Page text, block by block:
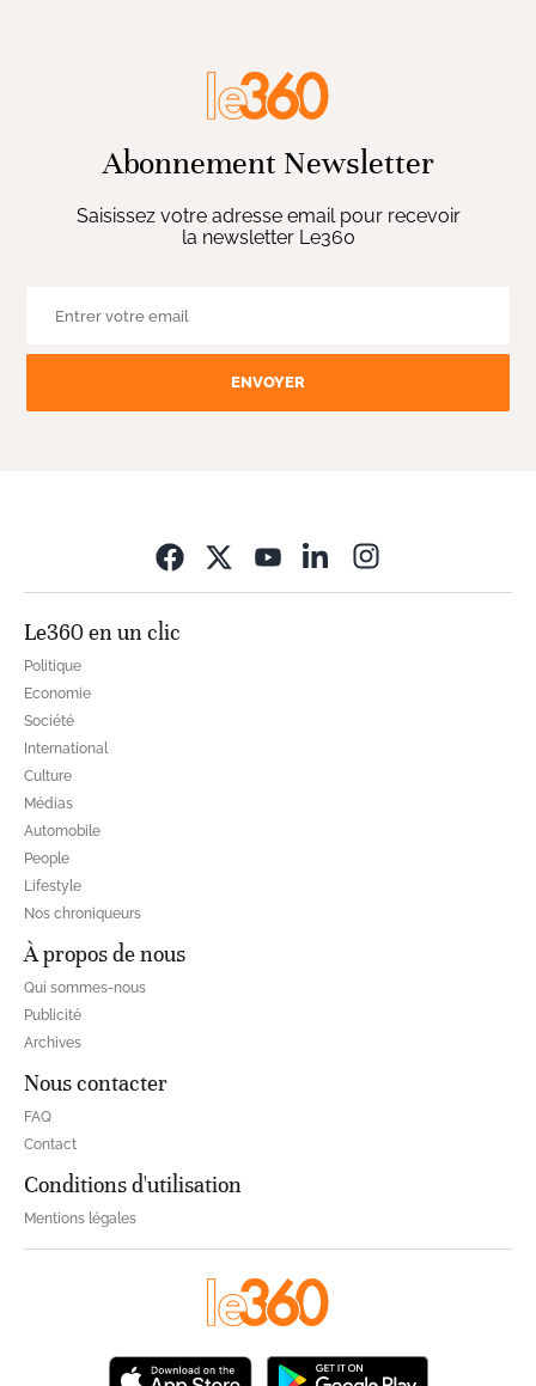
Abonnement Newsletter
Saisissez votre adresse email pour recevoir
la newsletter Le360
ENVOYER
Le360 en un clic
Politique
Economie
Société
International
Culture
Médias
Automobile
People
Lifestyle
Nos chroniqueurs
À propos de nous
Qui sommes-nous
Publicité
Archives
Nous contacter
FAQ
Contact
Conditions d'utilisation
Mentions légales